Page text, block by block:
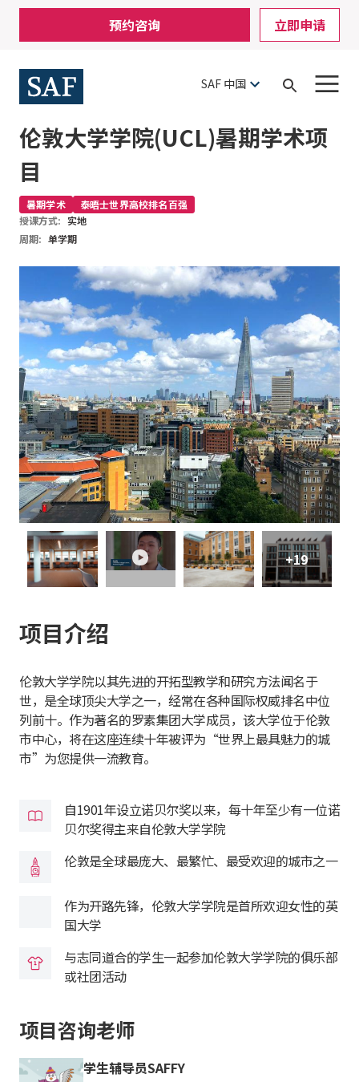
Skip
main
content
Utility
Menu
预约咨询 立即申请
SAF 中国
Open
伦敦大学学院(UCL)暑期学术项
目
暑期学术
泰晤士世界高校排名百强
授课方式: 实地
周期: 单学期
play +19
项目介绍
伦敦大学学院以其先进的开拓型教学和研究方法闻名于
世，是全球顶尖大学之一，经常在各种国际权威排名中位
列前十。作为著名的罗素集团大学成员，该大学位于伦敦
市中心，将在这座连续十年被评为“世界上最具魅力的城
市”为您提供一流教育。
自1901年设立诺贝尔奖以来，每十年至少有一位诺
贝尔奖得主来自伦敦大学学院
伦敦是全球最庞大、最繁忙、最受欢迎的城市之一
作为开路先锋，伦敦大学学院是首所欢迎女性的英
国大学
与志同道合的学生一起参加伦敦大学学院的俱乐部
或社团活动
项目咨询老师
学生辅导员SAFFY